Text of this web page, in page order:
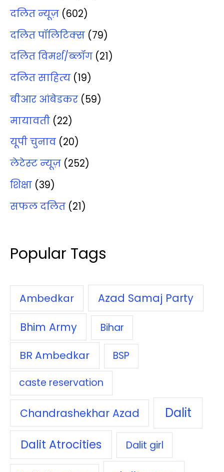
दलित न्‍यूज़ (602)
दलित पॉलिटिक्‍स (79)
दलित विमर्श/ब्‍लॉग (21)
दलित साहित्‍य (19)
बीआर आंबेडकर (59)
मायावती (22)
यूपी चुनाव (20)
लेटेस्‍ट न्‍यूज़ (252)
शिक्षा (39)
सफल दलित (21)
Popular Tags
Ambedkar
Azad Samaj Party
Bhim Army
Bihar
BR Ambedkar
BSP
caste reservation
Chandrashekhar Azad Dalit
Dalit Atrocities Dalit girl